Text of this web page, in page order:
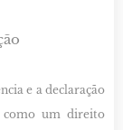
e a declaração
como um direito